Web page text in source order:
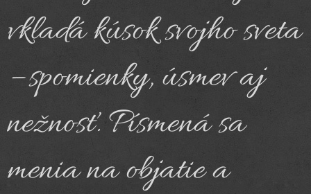
vkladá kúsok svojho sveta
– spomienky, úsmev aj
nežnosť. Písmená sa
menia na objatie a